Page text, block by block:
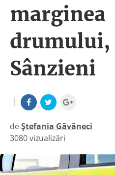
marginea
Sânzieni
|
deȘtefania Găvăneci
|
3080 vizualizări